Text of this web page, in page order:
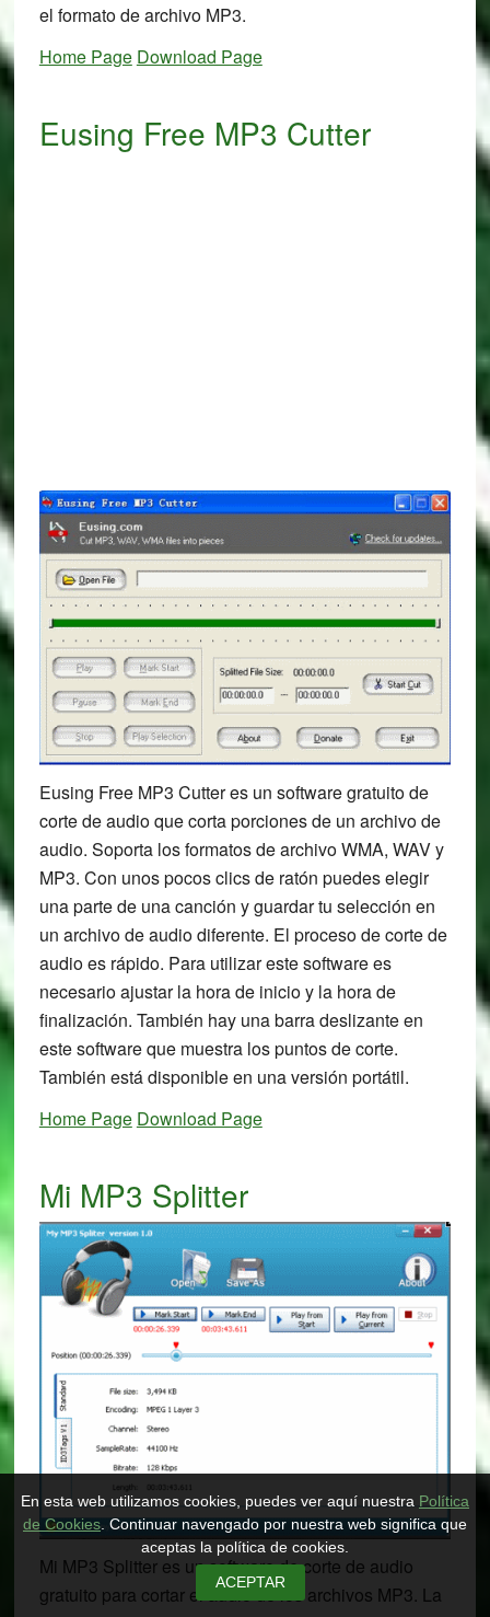
el formato de archivo MP3.
Home Page Download Page
Eusing Free MP3 Cutter
Eusing Free MP3 Cutter es un software gratuito de
corte de audio que corta porciones de un archivo de
audio. Soporta los formatos de archivo WMA, WAV y
MP3. Con unos pocos clics de ratón puedes elegir
una parte de una canción y guardar tu selección en
un archivo de audio diferente. El proceso de corte de
audio es rápido. Para utilizar este software es
necesario ajustar la hora de inicio y la hora de
finalización. También hay una barra deslizante en
este software que muestra los puntos de corte.
También está disponible en una versión portátil.
Home Page Download Page
Mi MP3 Splitter
Mi MP3 Splitter es un software de corte de audio
gratuito para cortar el audio de los archivos MP3. La
En esta web utilizamos cookies, puedes ver aquí nuestra Política
de Cookies. Continuar navengado por nuestra web significa que
aceptas la política de cookies.
ACEPTAR